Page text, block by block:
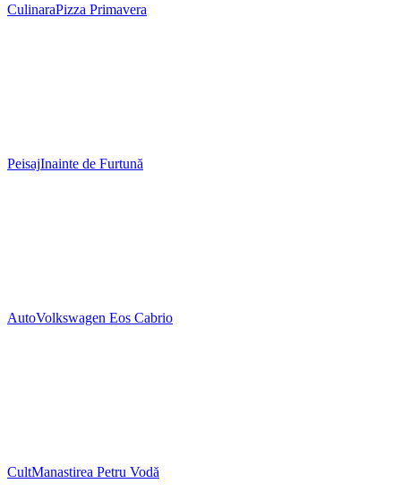
CulinaraPizza Primavera
PeisajInainte de Furtună
AutoVolkswagen Eos Cabrio
CultManastirea Petru Vodă